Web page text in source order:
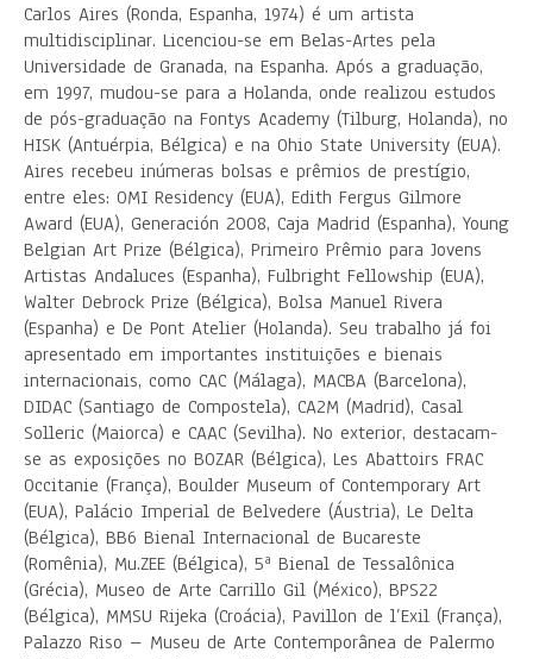
Carlos Aires (Ronda, Espanha, 1974) é um artista
multidisciplinar. Licenciou-se em Belas-Artes pela
Universidade de Granada, na Espanha. Após a graduação,
em 1997, mudou-se para a Holanda, onde realizou estudos
de pós-graduação na Fontys Academy (Tilburg, Holanda), no
HISK (Antuérpia, Bélgica) e na Ohio State University (EUA).
Aires recebeu inúmeras bolsas e prêmios de prestígio,
entre eles: OMI Residency (EUA), Edith Fergus Gilmore
Award (EUA), Generación 2008, Caja Madrid (Espanha), Young
Belgian Art Prize (Bélgica), Primeiro Prêmio para Jovens
Artistas Andaluces (Espanha), Fulbright Fellowship (EUA),
Walter Debrock Prize (Bélgica), Bolsa Manuel Rivera
(Espanha) e De Pont Atelier (Holanda). Seu trabalho já foi
apresentado em importantes instituições e bienais
internacionais, como CAC (Málaga), MACBA (Barcelona),
DIDAC (Santiago de Compostela), CA2M (Madrid), Casal
Solleric (Maiorca) e CAAC (Sevilha). No exterior, destacam-
se as exposições no BOZAR (Bélgica), Les Abattoirs FRAC
Occitanie (França), Boulder Museum of Contemporary Art
(EUA), Palácio Imperial de Belvedere (Áustria), Le Delta
(Bélgica), BB6 Bienal Internacional de Bucareste
(Romênia), Mu.ZEE (Bélgica), 5ª Bienal de Tessalônica
(Grécia), Museo de Arte Carrillo Gil (México), BPS22
(Bélgica), MMSU Rijeka (Croácia), Pavillon de l’Exil (França),
Palazzo Riso – Museu de Arte Contemporânea de Palermo